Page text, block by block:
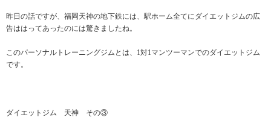
昨日の話ですが、福岡天神の地下鉄には、駅ホーム全てにダイエットジムの広
告ははってあったのには驚きましたね。
このパーソナルトレーニングジムとは、1対1マンツーマンでのダイエットジム
です。
ダイエットジム 天神 その③